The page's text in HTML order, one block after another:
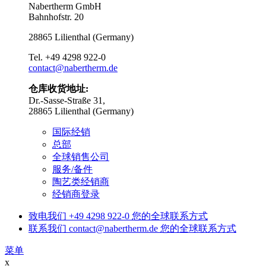
Nabertherm GmbH
Bahnhofstr. 20
28865 Lilienthal (Germany)
Tel. +49 4298 922-0
contact@nabertherm.de
仓库收货地址:
Dr.-Sasse-Straße 31,
28865 Lilienthal (Germany)
国际经销
总部
全球销售公司
服务/备件
陶艺类经销商
经销商登录
致电我们 +49 4298 922-0 您的全球联系方式
联系我们 contact@nabertherm.de 您的全球联系方式
菜单
x